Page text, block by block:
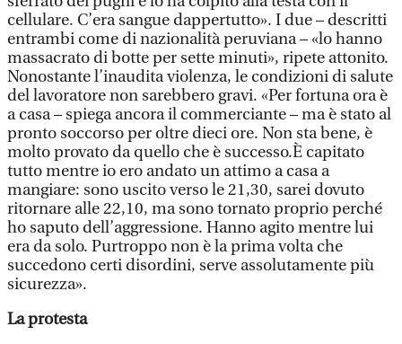
cellulare. C’era sangue dappertutto». I due – descritti
entrambi come di nazionalità peruviana – «lo hanno
massacrato di botte per sette minuti», ripete attonito.
Nonostante l’inaudita violenza, le condizioni di salute
del lavoratore non sarebbero gravi. «Per fortuna ora è
a casa – spiega ancora il commerciante – ma è stato al
pronto soccorso per oltre dieci ore. Non sta bene, è
molto provato da quello che è successo.È capitato
tutto mentre io ero andato un attimo a casa a
mangiare: sono uscito verso le 21,30, sarei dovuto
ritornare alle 22,10, ma sono tornato proprio perché
ho saputo dell’aggressione. Hanno agito mentre lui
era da solo. Purtroppo non è la prima volta che
succedono certi disordini, serve assolutamente più
sicurezza».
La protesta